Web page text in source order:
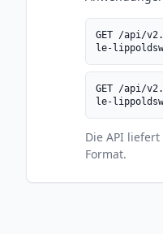
GET /api/
le-
GET /api/
le-
Die API liefert
Format.